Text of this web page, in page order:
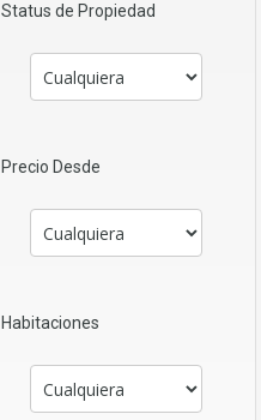
Status de Propiedad
Precio Desde
Habitaciones